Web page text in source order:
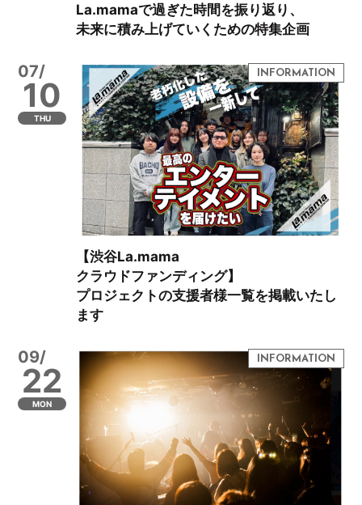
La.mamaで過ぎた時間を振り返り、
未来に積み上げていくための特集企画
07/
10
THU
【渋谷La.mama
クラウドファンディング】
プロジェクトの支援者様一覧を掲載いたし
ます
09/
22
MON